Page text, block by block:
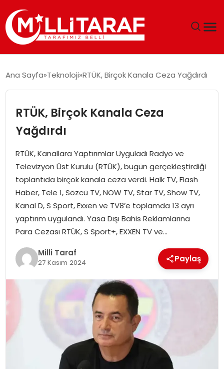
ÖZEL SAYFALAR
TEKNOLOJI
SPOR
SIYASET
MAGAZIN
Ana Sayfa Teknoloji RTÜK, Birçok Kanala Ceza Yağdırdı
RTÜK, Birçok Kanala Ceza
Yağdırdı
RTÜK, Kanallara Yaptırımlar Uyguladı Radyo ve
Televizyon Üst Kurulu (RTÜK), bugün gerçekleştirdiği
toplantıda birçok kanala ceza verdi. Halk TV, Flash
Haber, Tele 1, Sözcü TV, NOW TV, Star TV, Show TV,
Kanal D, S Sport, Exxen ve TV8’e toplamda 13 ayrı
yaptırım uygulandı. Yasa Dışı Bahis Reklamlarına
Para Cezası RTÜK, S Sport+, EXXEN TV ve…
Milli Taraf
27 Kasım 2024 Paylaş